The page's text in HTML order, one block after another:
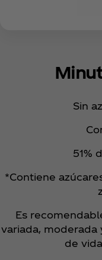
Sin
51%
*Contiene
Es
variada, moderada
de